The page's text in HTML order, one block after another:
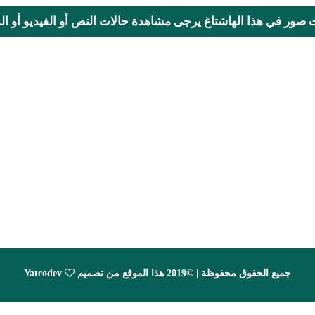
صور في هذا الهاشتاغ يرجى مشاهدة حالات النص أو الفيديو أو
جميع الحقوق محفوظة | ©2019 هذا الموقع من تصميم Yatcodev